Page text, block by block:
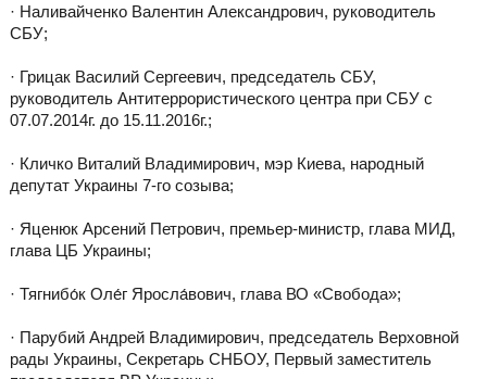
· Наливайченко Валентин Александрович, руководитель
СБУ;
· Грицак Василий Сергеевич, председатель СБУ,
руководитель Антитеррористического центра при СБУ с
07.07.2014г. до 15.11.2016г.;
· Кличко Виталий Владимирович, мэр Киева, народный
депутат Украины 7-го созыва;
· Яценюк Арсений Петрович, премьер-министр, глава МИД,
глава ЦБ Украины;
· Тягнибо́к Оле́г Яросла́вович, глава ВО «Свобода»;
· Парубий Андрей Владимирович, председатель Верховной
рады Украины, Секретарь СНБОУ, Первый заместитель